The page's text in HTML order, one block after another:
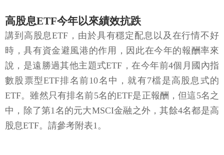
高股息ETF今年以來績效抗跌
講到高股息ETF，由於具有穩定配息以及在行情不好
時，具有資金避風港的作用，因此在今年的報酬率來
說，是遠勝過其他主題式ETF，在今年前4個月國內指
數股票型ETF排名前10名中，就有7檔是高股息式的
ETF。雖然只有排名前5名的ETF是正報酬，但這5名之
中，除了第1名的元大MSCI金融之外，其餘4名都是高
股息ETF。請參考附表1。